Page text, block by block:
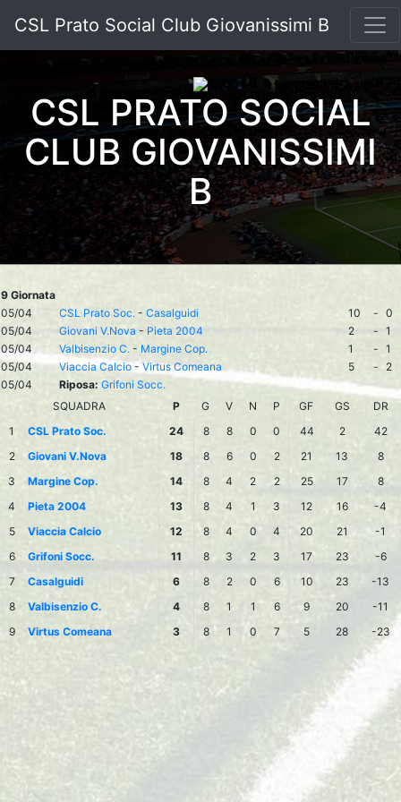
CSL Prato Social Club Giovanissimi B
CSL PRATO SOCIAL
CLUB GIOVANISSIMI
B
9 Giornata
05/04
CSL Prato Soc. - Casalguidi 10 - 0
05/04
Giovani V.Nova - Pieta 2004 2 - 1
05/04
Valbisenzio C. - Margine Cop. 1 - 1
05/04
Viaccia Calcio - Virtus Comeana 5 -
2
05/04
Riposa: Grifoni Socc.
SQUADRA
P G V N P GF GS
DR
1
CSL Prato Soc. 24 8 8 0 0 44 2
42
2
Giovani V.Nova 18 8 6 0 2 21 13
8
3
Margine Cop. 14 8 4 2 2 25 17
8
4
Pieta 2004 13 8 4 1 3 12 16
-4
5
Viaccia Calcio 12 8 4 0 4 20 21
-1
6
Grifoni Socc. 11 8 3 2 3 17 23
-6
7
Casalguidi 6 8 2 0 6 10 23
-13
8
Valbisenzio C. 4 8 1 1 6 9 20
-11
9
Virtus Comeana 3 8 1 0 7 5 28 -23